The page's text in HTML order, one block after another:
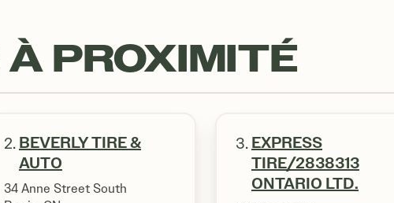
PROXIMITÉ
2. BEVERLY TIRE &
AUTO
34 Anne Street South
3. EXPRESS
TIRE/2838313
ONTARIO LTD.